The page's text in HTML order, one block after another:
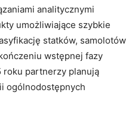
analitycznymi
umożliwiające szybkie
statków, samolotów
wstępnej fazy
roku partnerzy planują
ogólnodostępnych